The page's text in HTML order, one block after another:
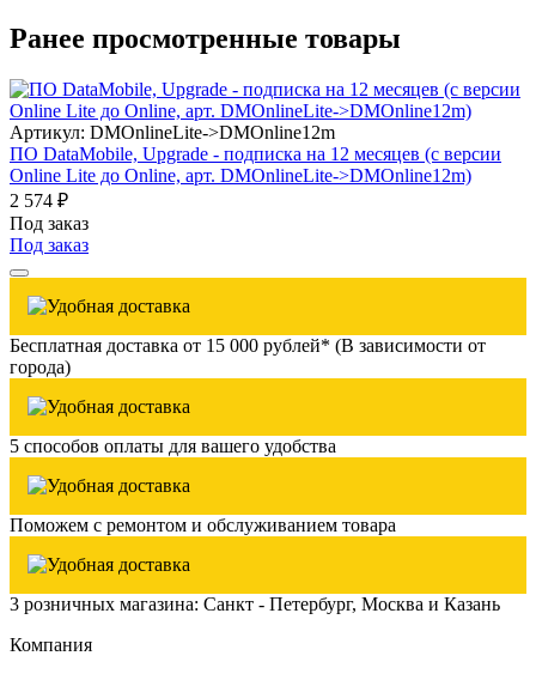
Ранее просмотренные товары
Артикул: DMOnlineLite->DMOnline12m
ПО DataMobile, Upgrade - подписка на 12 месяцев (с версии
Online Lite до Online, арт. DMOnlineLite->DMOnline12m)
2 574 ₽
Под заказ
Под заказ
Бесплатная доставка от 15 000 рублей* (В зависимости от
города)
5 способов оплаты для вашего удобства
Поможем с ремонтом и обслуживанием товара
3 розничных магазина: Санкт - Петербург, Москва и Казань
Компания